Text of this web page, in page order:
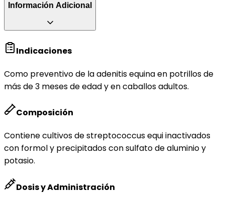
Información Adicional
Indicaciones
Como preventivo de la adenitis equina en potrillos de
más de 3 meses de edad y en caballos adultos.
Composición
Contiene cultivos de streptococcus equi inactivados
con formol y precipitados con sulfato de aluminio y
potasio.
Dosis y Administración